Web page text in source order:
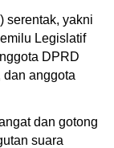
serentak, yakni
Legislatif
DPRD
anggota
dan gotong
suara